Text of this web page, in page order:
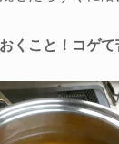
くこと！コゲて